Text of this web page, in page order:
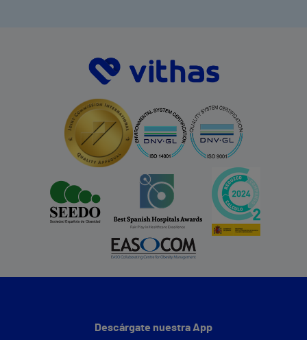
Descárgate nuestra App